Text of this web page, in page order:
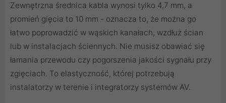
Zewnętrzna średnica kabla wynosi tylko 4,7 mm, a
promień gięcia to 10 mm - oznacza to, że można go
łatwo poprowadzić w wąskich kanałach, wzdłuż ścian
lub w instalacjach ściennych. Nie musisz obawiać się
łamania przewodu czy pogorszenia jakości sygnału przy
zgięciach. To elastyczność, której potrzebują
instalatorzy w terenie i integratorzy systemów AV.